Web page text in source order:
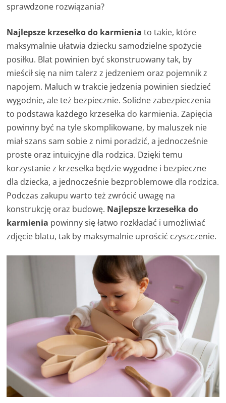
sprawdzone rozwiązania?
Najlepsze krzesełko do karmieniato takie, które
maksymalnie ułatwia dziecku samodzielne spożycie
posiłku. Blat powinien być skonstruowany tak, by
mieścił się na nim talerz z jedzeniem oraz pojemnik z
napojem. Maluch w trakcie jedzenia powinien siedzieć
wygodnie, ale też bezpiecznie. Solidne zabezpieczenia
to podstawa każdego krzesełka do karmienia. Zapięcia
powinny być na tyle skomplikowane, by maluszek nie
miał szans sam sobie z nimi poradzić, a jednocześnie
proste oraz intuicyjne dla rodzica. Dzięki temu
korzystanie z krzesełka będzie wygodne i bezpieczne
dla dziecka, a jednocześnie bezproblemowe dla rodzica.
Podczas zakupu warto też zwrócić uwagę na
konstrukcję oraz budowę. Najlepsze krzesełka do
karmienia powinny się łatwo rozkładać i umożliwiać
zdjęcie blatu, tak by maksymalnie uprościć czyszczenie.